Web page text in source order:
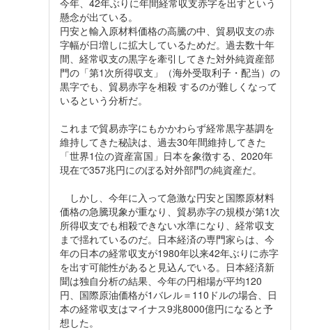
懸念が出ている。
円安と輸入原材料価格の高騰の中、貿易収支の赤
字幅が日増しに拡大しているためだ。過去数十年
間、経常収支の黒字を牽引してきた対外純資産部
門の「第1次所得収支」（海外受取利子・配当）の
黒字でも、貿易赤字を相殺 するのが難しくなって
いるという分析だ。
これまで貿易赤字にもかかわらず経常黒字基調を
維持してきた秘訣は、過去30年間維持してきた
「世界1位の資産富国」日本を象徴する、2020年
現在で357兆円にのぼる対外部門の純資産だ。
しかし、今年に入って急激な円安と国際原材料
価格の急騰現象が重なり、貿易赤字の規模が第1次
所得収支でも相殺できない水準になり、経常収支
まで揺れているのだ。日本経済の専門家らは、今
年の日本の経常収支が1980年以来42年ぶりに赤字
を出す可能性があると見込んでいる。日本経済新
聞は独自分析の結果、今年の円相場が平均120
円、国際原油価格が1バレル＝110ドルの場合、日
本の経常収支はマイナス9兆8000億円になると予
想した。